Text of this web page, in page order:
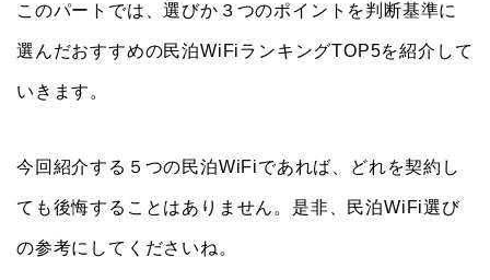
このパートでは、選びか３つのポイントを判断基準に
選んだおすすめの民泊WiFiランキングTOP5を紹介して
いきます。
今回紹介する５つの民泊WiFiであれば、どれを契約し
ても後悔することはありません。是非、民泊WiFi選び
の参考にしてくださいね。